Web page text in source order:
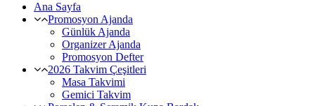
Ana Sayfa
Promosyon Ajanda
Günlük Ajanda
Organizer Ajanda
Promosyon Defter
2026 Takvim Çeşitleri
Masa Takvimi
Gemici Takvim